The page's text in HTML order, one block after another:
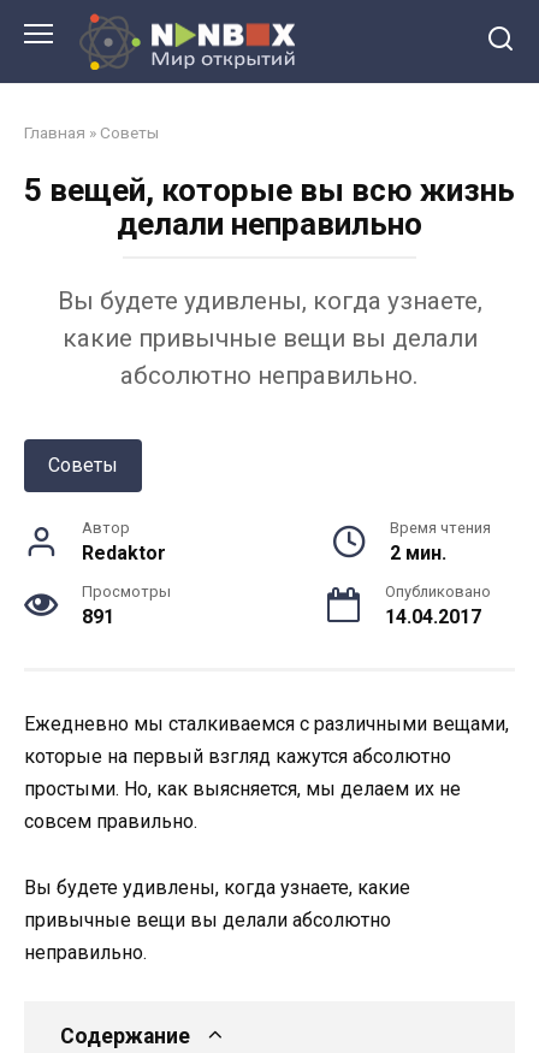
Главная » Советы
5 вещей, которые вы всю жизнь
делали неправильно
Вы будете удивлены, когда узнаете,
какие привычные вещи вы делали
абсолютно неправильно.
Советы
Автор
Redaktor
Время чтения
2 мин.
Просмотры
891
Опубликовано
14.04.2017
Ежедневно мы сталкиваемся с различными вещами,
которые на первый взгляд кажутся абсолютно
простыми. Но, как выясняется, мы делаем их не
совсем правильно.
Вы будете удивлены, когда узнаете, какие
привычные вещи вы делали абсолютно
неправильно.
Содержание